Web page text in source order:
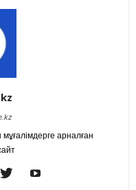
арналған